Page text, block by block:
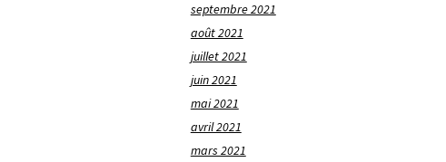
septembre 2021
août 2021
juillet 2021
juin 2021
mai 2021
avril 2021
mars 2021